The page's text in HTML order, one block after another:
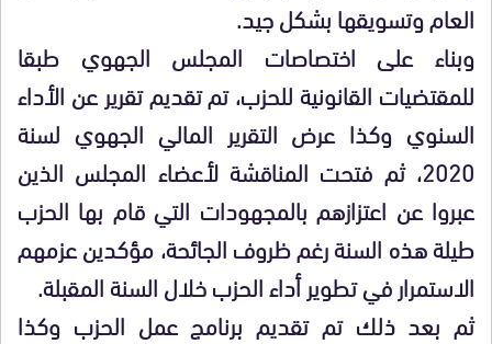
العام وتسويقها بشكل جيد.
وبناء على اختصاصات المجلس الجهوي طبقا
للمقتضيات القانونية للحزب، تم تقديم تقرير عن الأداء
السنوي وكذا عرض التقرير المالي الجهوي لسنة
2020، ثم فتحت المناقشة لأعضاء المجلس الذين
عبروا عن اعتزازهم بالمجهودات التي قام بها الحزب
طيلة هذه السنة رغم ظروف الجائحة، مؤكدين عزمهم
الاستمرار في تطوير أداء الحزب خلال السنة المقبلة.
ثم بعد ذلك تم تقديم برنامج عمل الحزب وكذا